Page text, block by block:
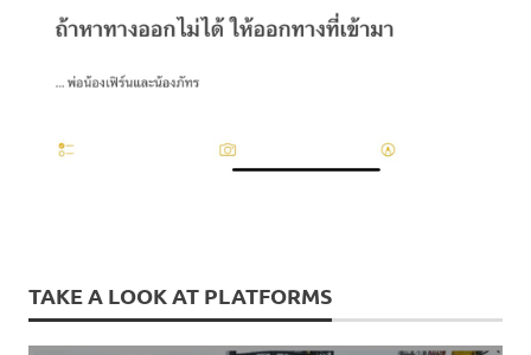
TAKE A LOOK AT PLATFORMS